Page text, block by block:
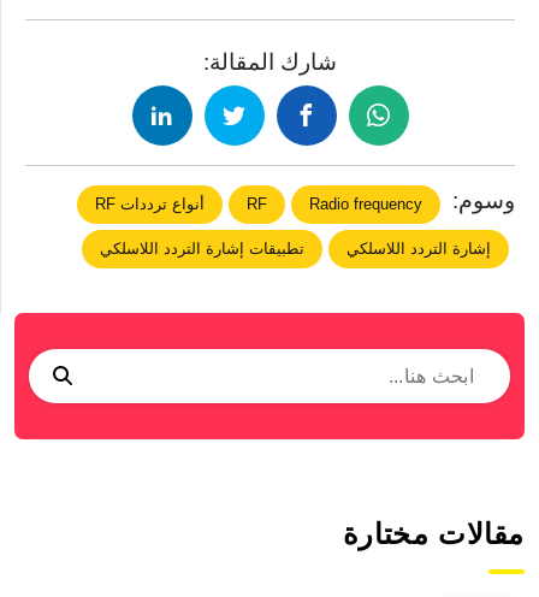
شارك المقالة:
وسوم: Radio frequency
RF أنواع ترددات RF
إشارة التردد اللاسلكي تطبيقات إشارة التردد اللاسلكي
مقالات مختارة